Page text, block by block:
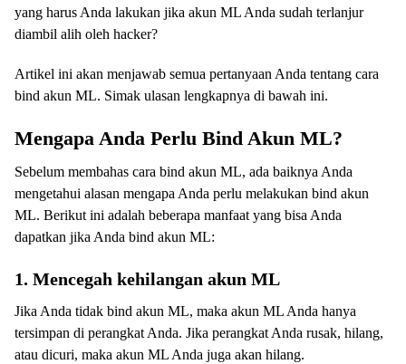
yang harus Anda lakukan jika akun ML Anda sudah terlanjur
diambil alih oleh hacker?
Artikel ini akan menjawab semua pertanyaan Anda tentang cara
bind akun ML. Simak ulasan lengkapnya di bawah ini.
Mengapa Anda Perlu Bind Akun ML?
Sebelum membahas cara bind akun ML, ada baiknya Anda
mengetahui alasan mengapa Anda perlu melakukan bind akun
ML. Berikut ini adalah beberapa manfaat yang bisa Anda
dapatkan jika Anda bind akun ML:
1. Mencegah kehilangan akun ML
Jika Anda tidak bind akun ML, maka akun ML Anda hanya
tersimpan di perangkat Anda. Jika perangkat Anda rusak, hilang,
atau dicuri, maka akun ML Anda juga akan hilang.